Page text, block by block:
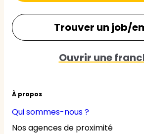
À propos
Qui sommes-nous ?
Nos agences de proximité
Trouver un job/
Ouvrir une